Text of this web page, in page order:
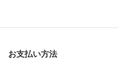
公園に指定されており、吉見百
除を受けることができます。
お支払い方法